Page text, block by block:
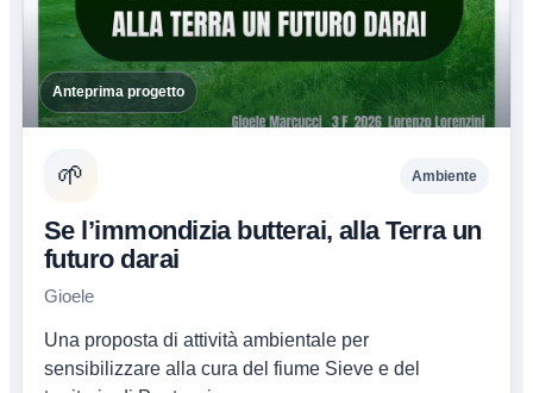
Anteprima progetto
🌱 Ambiente
Se l’immondizia butterai, alla Terra un
futuro darai
Gioele
Una proposta di attività ambientale per
sensibilizzare alla cura del fiume Sieve e del